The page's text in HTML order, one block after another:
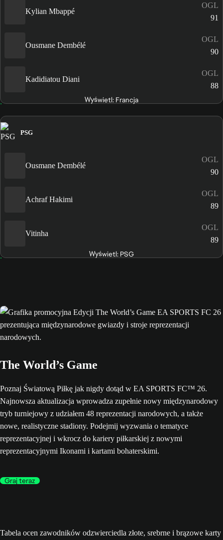
Kylian Mbappé
OGL
91
Ousmane Dembélé
OGL
90
Kadidiatou Diani
OGL
88
Wyświetl: Francja
PSG
Ousmane Dembélé
OGL
90
Achraf Hakimi
OGL
89
Vitinha
OGL
89
Wyświetl: PSG
The World’s Game
Poznaj Światową Piłkę jak nigdy dotąd w EA SPORTS FC™ 26.
Najnowsza aktualizacja wprowadza zupełnie nowy międzynarodowy
tryb turniejowy z udziałem 48 reprezentacji narodowych, a także
nowe, realistyczne stadiony. Podejmij wyzwania o tematyce
reprezentacyjnej i wkrocz do kariery piłkarskiej z nowymi
reprezentacyjnymi Ikonami i kartami bohaterskimi.
Graj teraz
Tabela ocen zawodników odzwierciedla złote, srebrne i brązowe karty